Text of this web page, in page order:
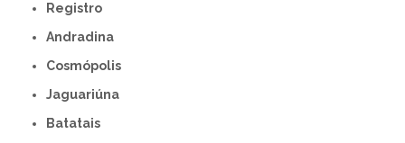
Registro
Andradina
Cosmópolis
Jaguariúna
Batatais